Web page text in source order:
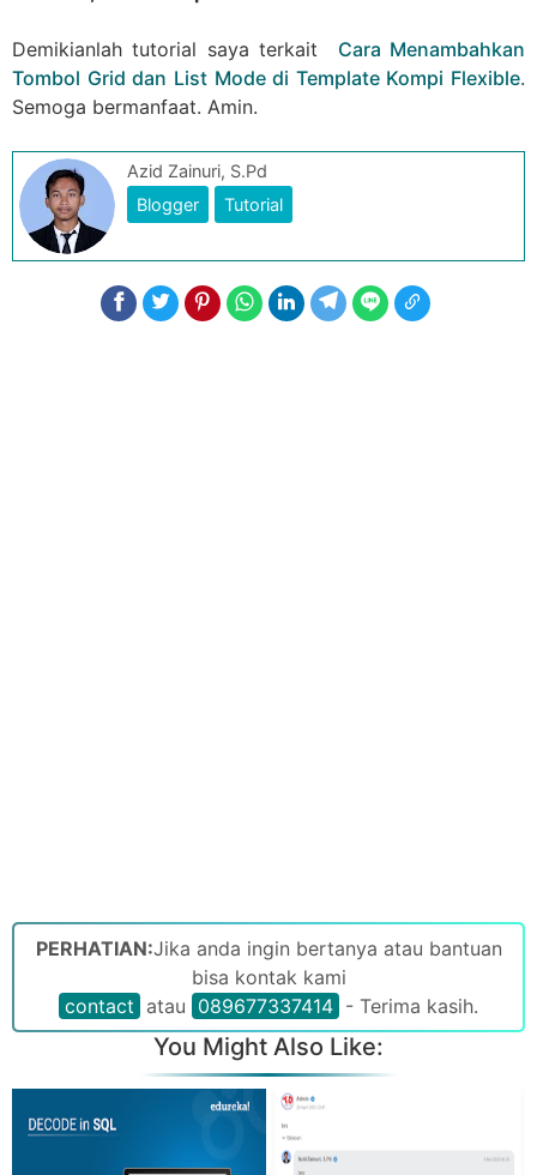
Demikianlah tutorial saya terkait Cara Menambahkan
Tombol Grid dan List Mode di Template Kompi Flexible.
Semoga bermanfaat. Amin.
Azid Zainuri, S.Pd
Blogger
Tutorial
PERHATIAN:Jika anda ingin bertanya atau bantuan
bisa kontak kami
contact atau 089677337414 - Terima kasih.
You Might Also Like: